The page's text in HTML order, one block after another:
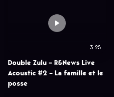
3:25
Double Zulu – R&News Live
Acoustic #2 – La famille et le
posse